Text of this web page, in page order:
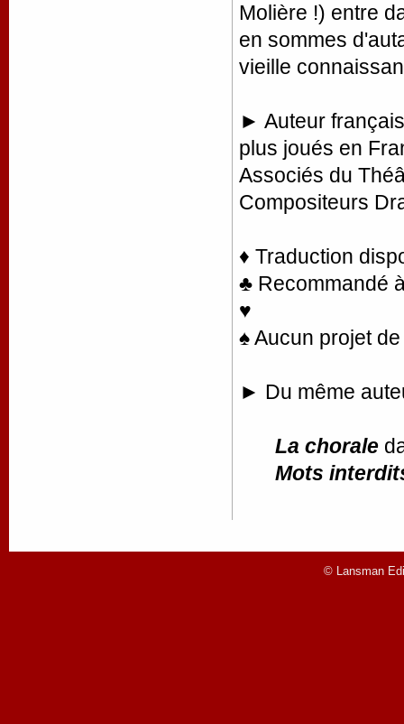
Molière !) entre
en sommes
vieille
► Auteur
plus joués en
Associés du
Compositeurs
♦ Traduction
♣ Recommandé
♥
♠ Aucun projet
► Du même
La chorale
Mots
© Lansman